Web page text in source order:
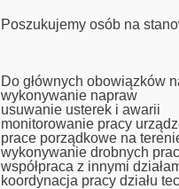
Poszukujemy osób na
Do głównych obowiązków
wykonywanie napraw
usuwanie usterek i awarii
monitorowanie pracy
prace porządkowe na
wykonywanie drobnych
współpraca z innymi
koordynacja pracy działu